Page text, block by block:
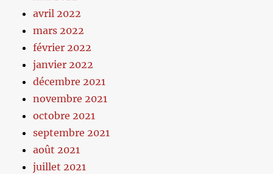
avril 2022
mars 2022
février 2022
janvier 2022
décembre 2021
novembre 2021
octobre 2021
septembre 2021
août 2021
juillet 2021